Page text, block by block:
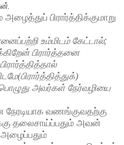
பிரார்த்திக்குமாறு
உம்மிடம் கேட்டால்;
பிரார்த்தனை
அவர்கள் நேர்வழியை
நேரடியாக வணங்குவதற்கு
தலைசாய்ப்பதும் அவன்